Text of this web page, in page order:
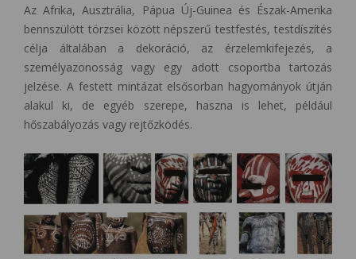
Az Afrika, Ausztrália, Pápua Új-Guinea és Észak-Amerika
bennszülött törzsei között népszerű testfestés, testdíszítés
célja általában a dekoráció, az érzelemkifejezés, a
személyazonosság vagy egy adott csoportba tartozás
jelzése. A festett mintázat elsősorban hagyományok útján
alakul ki, de egyéb szerepe, haszna is lehet, például
hőszabályozás vagy rejtőzködés.